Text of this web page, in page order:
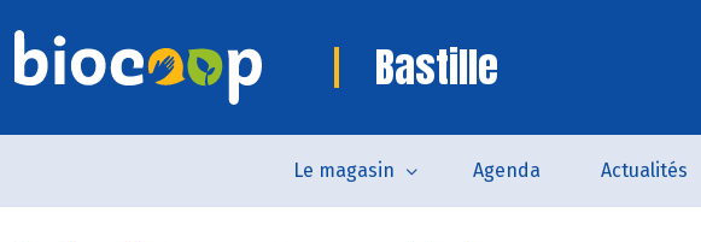
Bastille
Le magasin Agenda Actualités